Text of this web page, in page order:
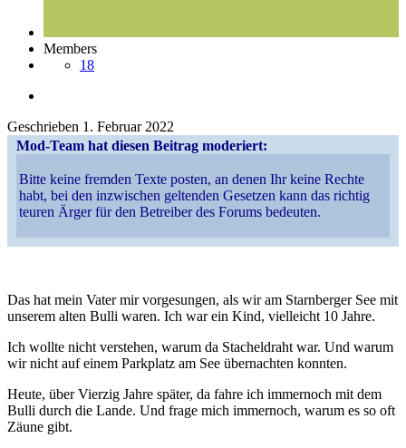
Members
18
Geschrieben 1. Februar 2022
Mod-Team hat diesen Beitrag moderiert:
Bitte keine fremden Texte posten, an denen Ihr keine Rechte
habt, bei den inzwischen geltenden Gesetzen kann das richtig
teuren Ärger für den Betreiber des Forums bedeuten.
Das hat mein Vater mir vorgesungen, als wir am Starnberger See mit
unserem alten Bulli waren. Ich war ein Kind, vielleicht 10 Jahre.
Ich wollte nicht verstehen, warum da Stacheldraht war. Und warum
wir nicht auf einem Parkplatz am See übernachten konnten.
Heute, über Vierzig Jahre später, da fahre ich immernoch mit dem
Bulli durch die Lande. Und frage mich immernoch, warum es so oft
Zäune gibt.